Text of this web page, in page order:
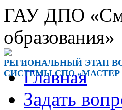
ГАУ ДПО
образования»
РЕГИОНАЛЬНЫЙ ЭТАП
СИСТЕМЫ СПО «МАСТЕР
Главная
Задать